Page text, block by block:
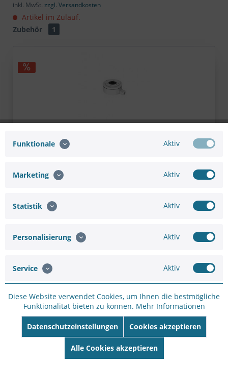
inkl. MwSt. zzgl. Versandkosten
Artikel im Zulauf.
Zubehör
1
Warenkorb
Merken Bewerten
Artikel-Nr.:
75661091855
HIKVISION
Funktionale Aktiv
Marketing Aktiv
Statistik Aktiv
Personalisierung Aktiv
Service Aktiv
Diese Website verwendet Cookies, um Ihnen die bestmögliche
Funktionalität bieten zu können. Mehr Informationen
Datenschutzeinstellungen Cookies akzeptieren
Alle Cookies akzeptieren